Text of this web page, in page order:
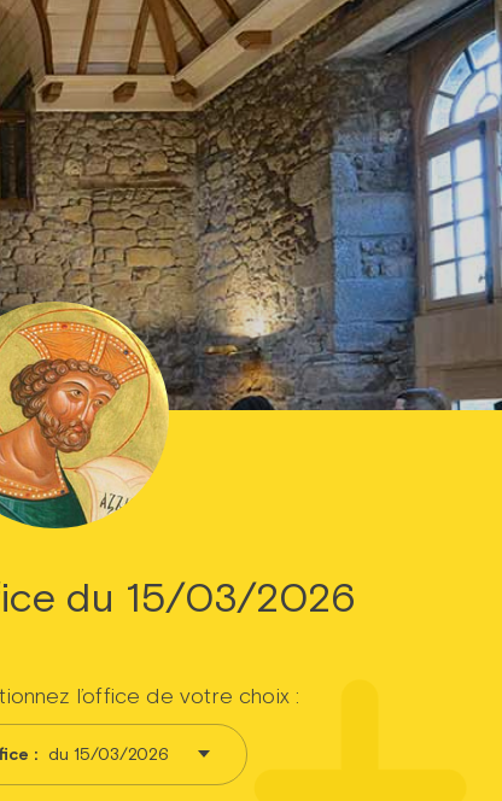
du 15/03/2026
l’office de votre choix :
: du 15/03/2026